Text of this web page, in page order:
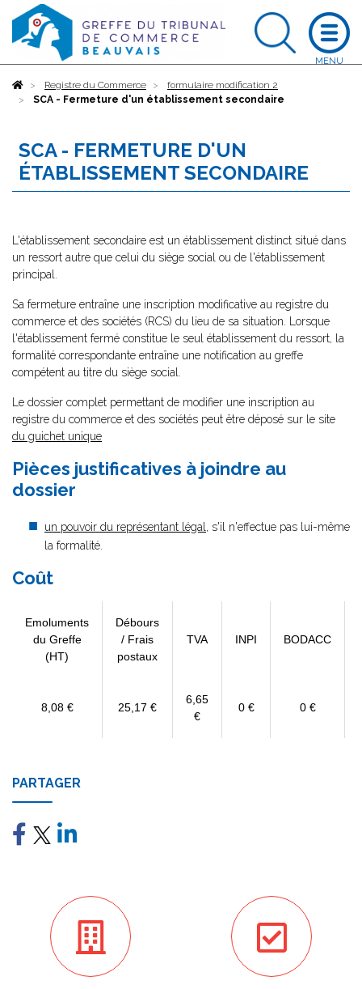
AccueilRegistre du Commerce
formulaire modification 2
SCA - Fermeture d'un établissement secondaire
SCA - FERMETURE D'UN
ÉTABLISSEMENT SECONDAIRE
L'établissement secondaire est un établissement distinct situé dans
un ressort autre que celui du siège social ou de l'établissement
principal.
Sa fermeture entraîne une inscription modificative au registre du
commerce et des sociétés (RCS) du lieu de sa situation. Lorsque
l'établissement fermé constitue le seul établissement du ressort, la
formalité correspondante entraîne une notification au greffe
compétent au titre du siège social.
Le dossier complet permettant de modifier une inscription au
registre du commerce et des sociétés peut être déposé sur le site
du guichet unique
Pièces justificatives à joindre au
dossier
un pouvoir du représentant légal , s'il n'effectue pas lui-même
la formalité.
Coût
Emoluments
du Greffe
(HT)
Débours
/ Frais
postaux
TVA INPI BODACC
8,08 € 25,17 €
6,65
€
0 € 0 €
PARTAGER